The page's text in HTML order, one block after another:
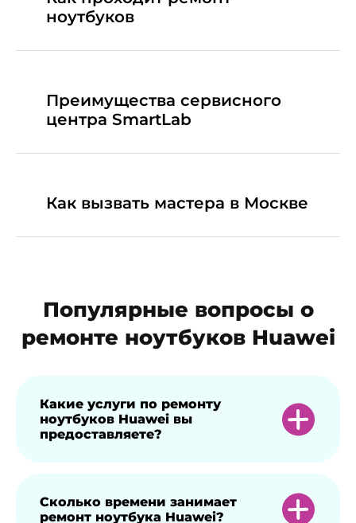
ноутбуков
Преимущества сервисного
центра SmartLab
Как вызвать мастера в Москве
Популярные вопросы о
ремонте ноутбуков Huawei
Какие услуги по ремонту
ноутбуков Huawei вы
предоставляете?
Мы предлагаем широкий спектр услуг,
Сколько времени занимает
ремонт ноутбука Huawei?